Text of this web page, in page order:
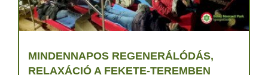
MINDENNAPOS REGENERÁLÓDÁS,
RELAXÁCIÓ A FEKETE-TEREMBEN